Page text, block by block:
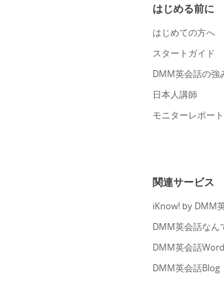
はじめる前に
はじめての方へ
スタートガイド
DMM英会話の強
日本人講師
モニターレポート
関連サービス
iKnow! by DMM
DMM英会話なん
DMM英会話
DMM英会話Blog